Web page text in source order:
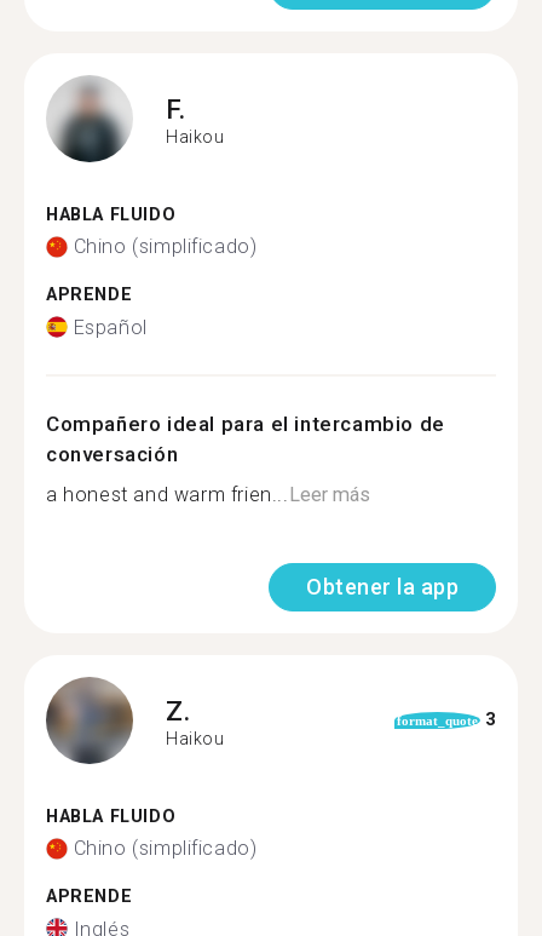
F.
Haikou
HABLA FLUIDO
Chino (simplificado)
APRENDE
Español
Compañero ideal para el intercambio de
conversación
a honest and warm frien... Leer más
Obtener la app
Z.
Haikou
format_quote 3
HABLA FLUIDO
Chino (simplificado)
APRENDE
Inglés